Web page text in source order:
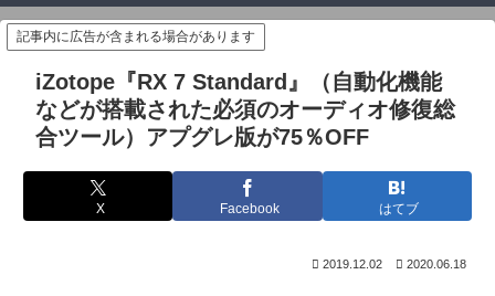
記事内に広告が含まれる場合があります
iZotope『RX 7 Standard』（自動化機能
などが搭載された必須のオーディオ修復総
合ツール）アプグレ版が75％OFF
X Facebook はてブ
2019.12.02 2020.06.18